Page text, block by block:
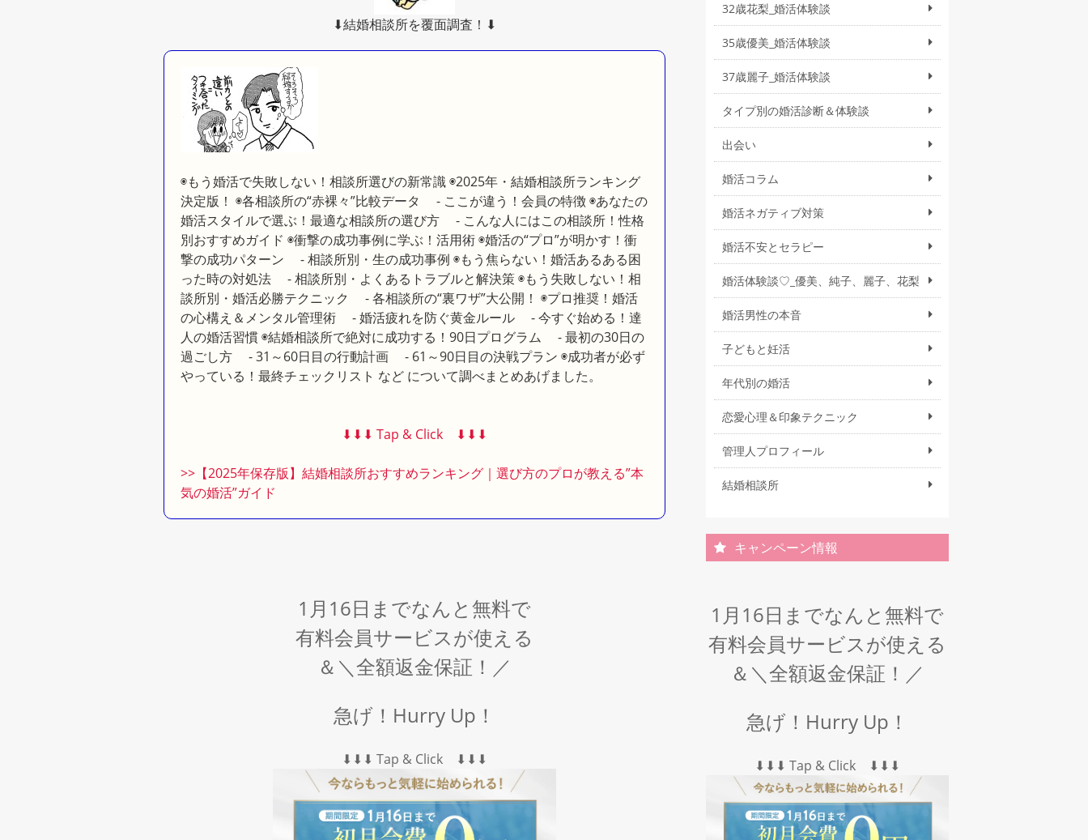
⬇︎結婚相談所を覆面調査！⬇︎
◉もう婚活で失敗しない！相談所選びの新常識 ◉2025年・結婚相談所ランキング
決定版！ ◉各相談所の“赤裸々”比較データ - ここが違う！会員の特徴 ◉あなたの
婚活スタイルで選ぶ！最適な相談所の選び方 - こんな人にはこの相談所！性格
別おすすめガイド ◉衝撃の成功事例に学ぶ！活用術 ◉婚活の“プロ”が明かす！衝
撃の成功パターン - 相談所別・生の成功事例 ◉もう焦らない！婚活あるある困
った時の対処法 - 相談所別・よくあるトラブルと解決策 ◉もう失敗しない！相
談所別・婚活必勝テクニック - 各相談所の“裏ワザ”大公開！ ◉プロ推奨！婚活
の心構え＆メンタル管理術 - 婚活疲れを防ぐ黄金ルール - 今すぐ始める！達
人の婚活習慣 ◉結婚相談所で絶対に成功する！90日プログラム - 最初の30日の
過ごし方 - 31～60日目の行動計画 - 61～90日目の決戦プラン ◉成功者が必ず
やっている！最終チェックリスト など について調べまとめあげました。
⬇︎⬇︎⬇︎ Tap & Click ⬇︎⬇︎⬇︎
>>【2025年保存版】結婚相談所おすすめランキング｜選び方のプロが教える”本
気の婚活”ガイド
1月16日までなんと無料で
有料会員サービスが使える
＆＼全額返金保証！／
急げ！Hurry Up！
⬇︎⬇︎⬇︎ Tap & Click ⬇︎⬇︎⬇︎
32歳花梨_婚活体験談
35歳優美_婚活体験談
37歳麗子_婚活体験談
タイプ別の婚活診断＆体験談
出会い
婚活コラム
婚活ネガティブ対策
婚活不安とセラピー
婚活体験談♡_優美、純子、麗子、花梨
婚活男性の本音
子どもと妊活
年代別の婚活
恋愛心理＆印象テクニック
管理人プロフィール
結婚相談所
キャンペーン情報
1月16日までなんと無料で
有料会員サービスが使える
＆＼全額返金保証！／
急げ！Hurry Up！
⬇︎⬇︎⬇︎ Tap & Click ⬇︎⬇︎⬇︎